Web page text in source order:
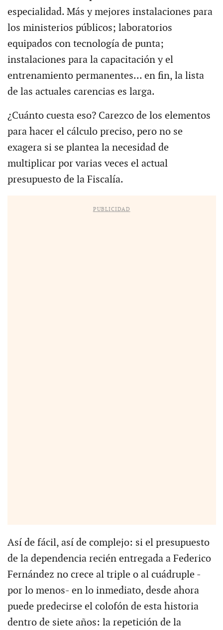
especialidad. Más y mejores instalaciones para
los ministerios públicos; laboratorios
equipados con tecnología de punta;
instalaciones para la capacitación y el
entrenamiento permanentes... en fin, la lista
de las actuales carencias es larga.
¿Cuánto cuesta eso? Carezco de los elementos
para hacer el cálculo preciso, pero no se
exagera si se plantea la necesidad de
multiplicar por varias veces el actual
presupuesto de la Fiscalía.
PUBLICIDAD
Así de fácil, así de complejo: si el presupuesto
de la dependencia recién entregada a Federico
Fernández no crece al triple o al cuádruple -
por lo menos- en lo inmediato, desde ahora
puede predecirse el colofón de esta historia
dentro de siete años: la repetición de la